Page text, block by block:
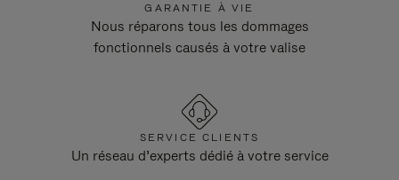
GARANTIE À VIE
Nous réparons tous les dommages
fonctionnels causés à votre valise
SERVICE CLIENTS
Un réseau d’experts dédié à votre service